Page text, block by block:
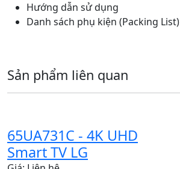
Hướng dẫn sử dụng
Danh sách phụ kiện (Packing List)
Sản phẩm liên quan
65UA731C - 4K UHD
Smart TV LG